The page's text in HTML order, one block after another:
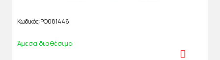
Κωδικός PO081446
Άμεσα διαθέσιμο